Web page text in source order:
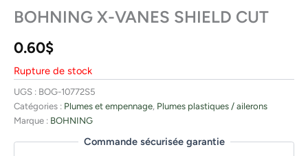
BOHNING X-VANES SHIELD CUT
0.60$
Rupture de stock
UGS : BOG-10772S5
Catégories : Plumes et empennage, Plumes plastiques / ailerons
Marque : BOHNING
Commande sécurisée garantie